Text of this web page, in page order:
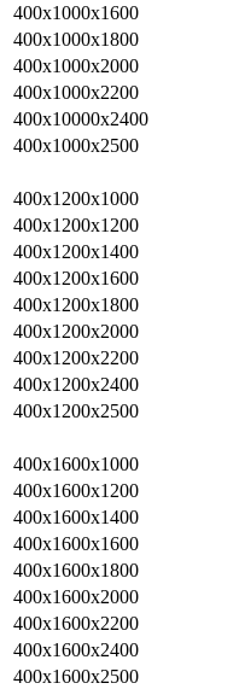
400x1000x1600
400x1000x1800
400x1000x2000
400x1000x2200
400x10000x2400
400x1000x2500
400x1200x1000
400x1200x1200
400x1200x1400
400x1200x1600
400x1200x1800
400x1200x2000
400x1200x2200
400x1200x2400
400x1200x2500
400x1600x1000
400x1600x1200
400x1600x1400
400x1600x1600
400x1600x1800
400x1600x2000
400x1600x2200
400x1600x2400
400x1600x2500